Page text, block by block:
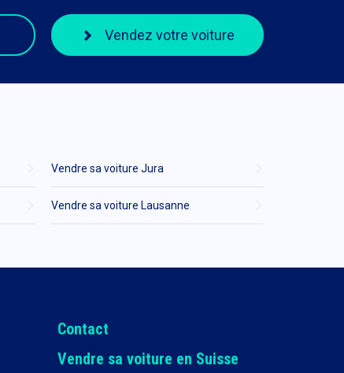
Vendez votre voiture
Vendre sa voiture Jura
Vendre sa voiture Lausanne
Contact
Vendre sa voiture en Suisse